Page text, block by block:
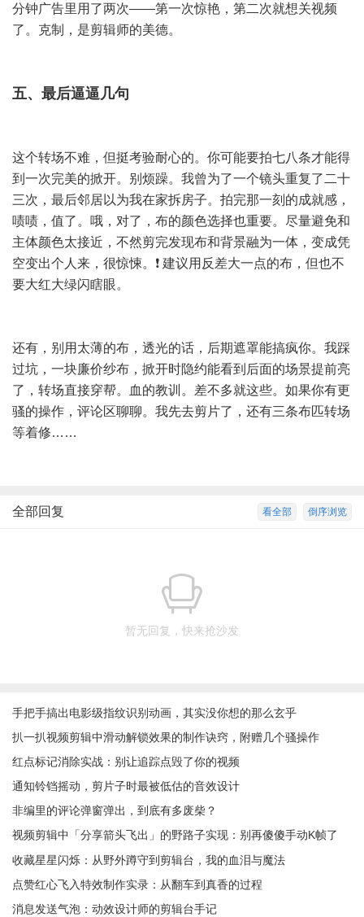
分钟广告里用了两次——第一次惊艳，第二次就想关视频
了。克制，是剪辑师的美德。
五、最后逼逼几句
这个转场不难，但挺考验耐心的。你可能要拍七八条才能得
到一次完美的掀开。别烦躁。我曾为了一个镜头重复了二十
三次，最后邻居以为我在家拆房子。拍完那一刻的成就感，
啧啧，值了。哦，对了，布的颜色选择也重要。尽量避免和
主体颜色太接近，不然剪完发现布和背景融为一体，变成凭
空变出个人来，很惊悚。❗ 建议用反差大一点的布，但也不
要大红大绿闪瞎眼。
还有，别用太薄的布，透光的话，后期遮罩能搞疯你。我踩
过坑，一块廉价纱布，掀开时隐约能看到后面的场景提前亮
了，转场直接穿帮。血的教训。差不多就这些。如果你有更
骚的操作，评论区聊聊。我先去剪片了，还有三条布匹转场
等着修……
倒序浏览
看全部
全部回复
暂无回复，快来抢沙发
手把手搞出电影级指纹识别动画，其实没你想的那么玄乎
扒一扒视频剪辑中滑动解锁效果的制作诀窍，附赠几个骚操作
红点标记消除实战：别让追踪点毁了你的视频
通知铃铛摇动，剪片子时最被低估的音效设计
非编里的评论弹窗弹出，到底有多废柴？
视频剪辑中「分享箭头飞出」的野路子实现：别再傻傻手动K帧了
收藏星星闪烁：从野外蹲守到剪辑台，我的血泪与魔法
点赞红心飞入特效制作实录：从翻车到真香的过程
消息发送气泡：动效设计师的剪辑台手记